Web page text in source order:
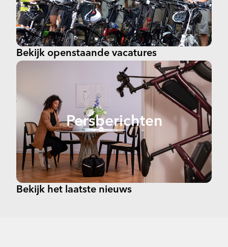
Bekijk openstaande vacatures
Persberichten
Bekijk het laatste nieuws